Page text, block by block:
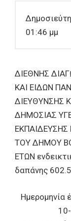
01:46 μμ
ΔΙΕΘΝΗΣ
ΚΑΙ ΕΙΔΩΝ
ΔΙΕΥΘΥΝΣΗΣ
ΔΗΜΟΣΙΑΣ
ΤΟΥ ΔΗΜΟΥ
ΕΤΩΝ
δαπάνης
Ημερομηνία